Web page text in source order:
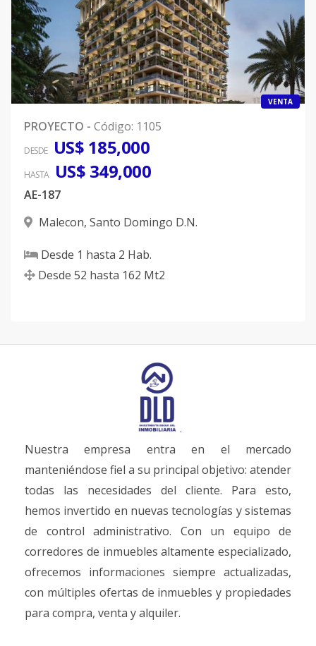
VENTA
PROYECTO - Código: 1105
DESDE US$ 185,000
HASTA US$ 349,000
AE-187
Malecon, Santo Domingo D.N.
Desde 1 hasta 2 Hab.
Desde 52 hasta 162 Mt2
Nuestra empresa entra en el mercado
manteniéndose fiel a su principal objetivo: atender
todas las necesidades del cliente. Para esto,
hemos invertido en nuevas tecnologías y sistemas
de control administrativo. Con un equipo de
corredores de inmuebles altamente especializado,
ofrecemos informaciones siempre actualizadas,
con múltiples ofertas de inmuebles y propiedades
para compra, venta y alquiler.